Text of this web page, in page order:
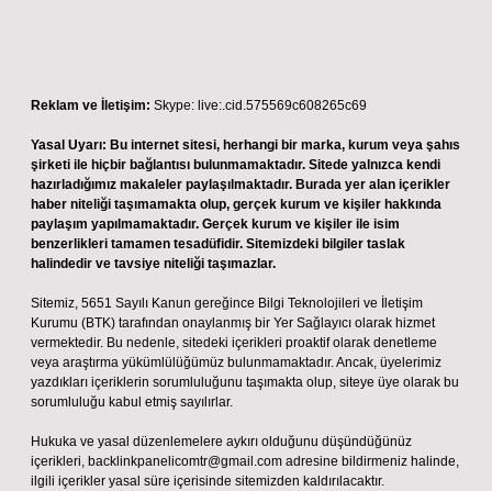
Reklam ve İletişim: Skype: live:.cid.575569c608265c69
Yasal Uyarı: Bu internet sitesi, herhangi bir marka, kurum veya şahıs
şirketi ile hiçbir bağlantısı bulunmamaktadır. Sitede yalnızca kendi
hazırladığımız makaleler paylaşılmaktadır. Burada yer alan içerikler
haber niteliği taşımamakta olup, gerçek kurum ve kişiler hakkında
paylaşım yapılmamaktadır. Gerçek kurum ve kişiler ile isim
benzerlikleri tamamen tesadüfidir. Sitemizdeki bilgiler taslak
halindedir ve tavsiye niteliği taşımazlar.
Sitemiz, 5651 Sayılı Kanun gereğince Bilgi Teknolojileri ve İletişim
Kurumu (BTK) tarafından onaylanmış bir Yer Sağlayıcı olarak hizmet
vermektedir. Bu nedenle, sitedeki içerikleri proaktif olarak denetleme
veya araştırma yükümlülüğümüz bulunmamaktadır. Ancak, üyelerimiz
yazdıkları içeriklerin sorumluluğunu taşımakta olup, siteye üye olarak bu
sorumluluğu kabul etmiş sayılırlar.
Hukuka ve yasal düzenlemelere aykırı olduğunu düşündüğünüz
içerikleri, backlinkpanelicomtr@gmail.com adresine bildirmeniz halinde,
ilgili içerikler yasal süre içerisinde sitemizden kaldırılacaktır.